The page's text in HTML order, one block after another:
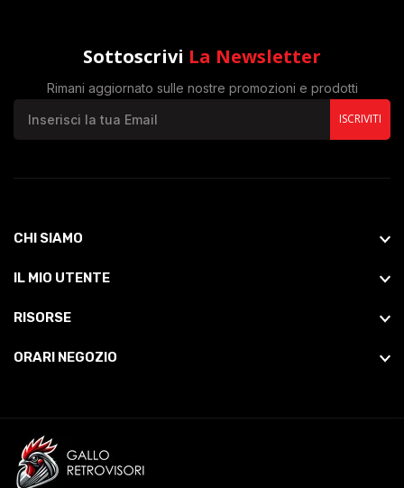
Sottoscrivi La Newsletter
Rimani aggiornato sulle nostre promozioni e prodotti
ISCRIVITI
CHI SIAMO
IL MIO UTENTE
RISORSE
ORARI NEGOZIO